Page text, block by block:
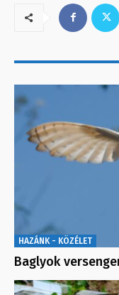
HAZÁNK - KÖZÉLET
Baglyok